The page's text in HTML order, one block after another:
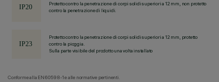
Protetto contro la penetrazione di corpi solidi superiori a 12 mm, non protetto
contro la penetrazione di liquidi.
Protetto contro la penetrazione di corpi solidi superiori a 12 mm, protetto
contro la pioggia.
Sulla parte visibile del prodotto una volta installato
Conforme alla EN60598-1 e alle normative pertinenti.